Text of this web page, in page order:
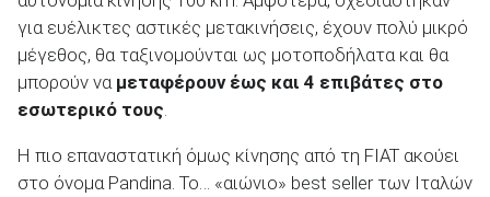
για ευέλικτες αστικές μετακινήσεις, έχουν πολύ μικρό
μέγεθος, θα ταξινομούνται ως μοτοποδήλατα και θα
μπορούν να μεταφέρουν έως και 4 επιβάτες στο
εσωτερικό τους.
Η πιο επαναστατική όμως κίνησης από τη FIAT ακούει
στο όνομα Pandina. Το… «αιώνιο» best seller των Ιταλών